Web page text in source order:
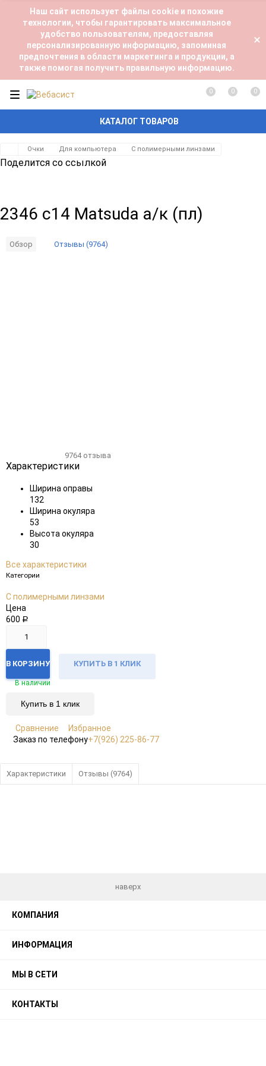
Наш сайт использует файлы cookie и похожие
технологии, чтобы гарантировать максимальное
удобство пользователям, предоставляя
персонализированную информацию, запоминая
предпочтения в области маркетинга и продукции, а
также помогая получить правильную информацию.
КАТАЛОГ ТОВАРОВ
0 0 0
Очки Для компьютера С полимерными линзами
Поделится со ссылкой
2346 c14 Matsuda а/к (пл)
Обзор Отзывы (9764)
9764 отзыва
Характеристики
Ширина оправы
132
Ширина окуляра
53
Высота окуляра
30
Все характеристики
Категории
С полимерными линзами
Цена
600 Р
В КОРЗИНУ КУПИТЬ В 1 КЛИК
В наличии
Купить в 1 клик
Сравнение
Избранное
Заказ по телефону+7(926) 225-86-77
Характеристики Отзывы (9764)
наверх
КОМПАНИЯ
ИНФОРМАЦИЯ
МЫ В СЕТИ
КОНТАКТЫ